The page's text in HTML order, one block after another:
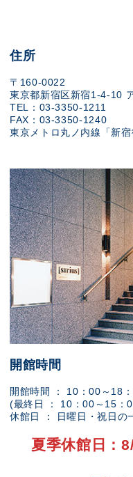
住所
〒160-0022
東京都新宿区新宿1-4-10
TEL：03-3350-1211
FAX：03-3350-1240
東京メトロ丸ノ内線「新
開館時間
開館時間 ： 10：00～18
(最終日 ： 10：00～15：
休館日 ： 日曜日・祝日の
夏季休館日：